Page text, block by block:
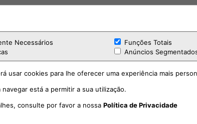
a inscrição obrigatória até ao dia 28
ou do formulário online:
Necessários
Funções Totais
Anúncios
usar cookies para lhe oferecer uma experiência mais
está a permitir a sua utilização.
consulte por favor a nossa Política de Privacidade